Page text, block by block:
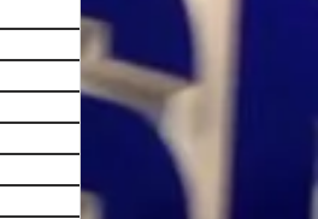
12件の記事
7件の記事
17件の記事
17件の記事
25件の記事